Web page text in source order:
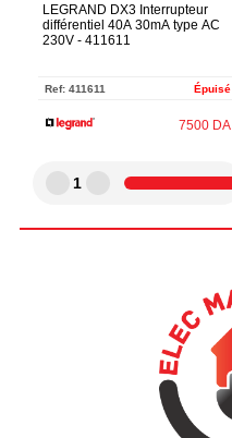
LEGRAND DX3 Interrupteur
différentiel 40A 30mA type AC
230V - 411611
Ref: 411611 Épuisé
7500 DA
1